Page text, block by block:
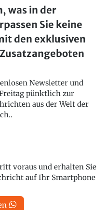
was in der
Sie keine
den exklusiven
Newsletter und
pünktlich zur
aus der Welt der
voraus und erhalten Sie
auf Ihr Smartphone